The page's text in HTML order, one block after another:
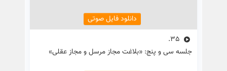
دانلود فایل صوتی
35.
جلسه سی و پنج: «بلاغت مجاز مرسل و مجاز عقلی»